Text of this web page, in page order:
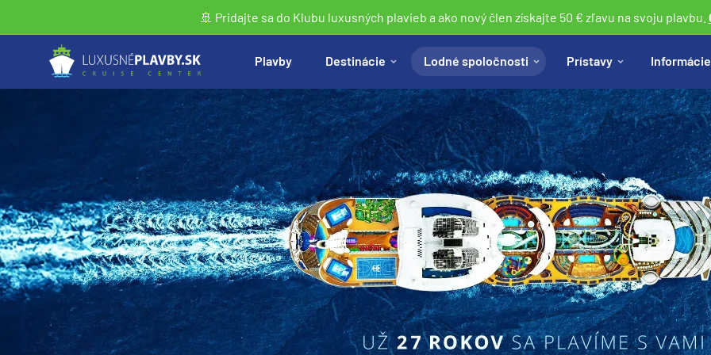
🚢 Pridajte sa do Klubu luxusných plavieb a ako nový člen získajte 50 € zľavu na svoju plavbu.
Plavby Destinácie Lodné spoločnosti Prístavy Informácie
Vyhľadať